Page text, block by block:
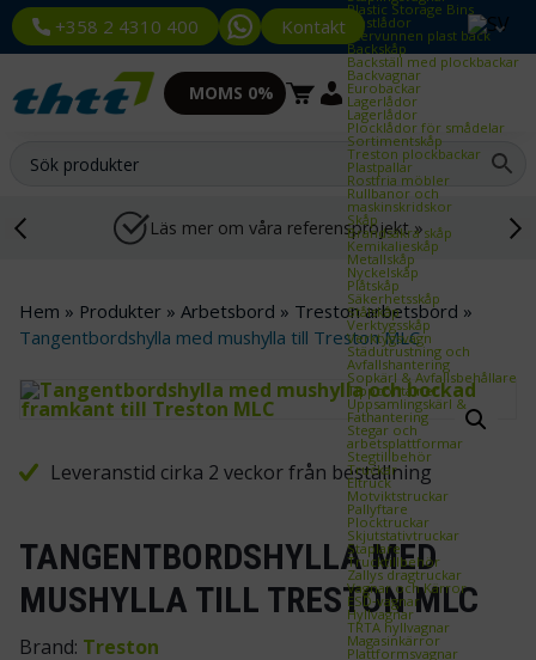
+358 2 4310 400 Kontakt
Plastic Storage Bins
Plastlådor
Återvunnen plast back
Backskåp
Backställ med plockbackar
Backvagnar
Eurobackar
Lagerlådor
Lagerlådor
Plocklådor för smådelar
Sortimentskåp
Treston plockbackar
Plastpallar
Rostfria möbler
Rullbanor och
maskinskridskor
Skåp
Brandsäkra skåp
Kemikalieskåp
Metallskåp
Nyckelskåp
Plåtskåp
Säkerhetsskåp
Stålskåp
Verktygsskåp
Verktygsvagn
Städutrustning och
Avfallshantering
Sopkärl & Avfallsbehållare
Tippcontainer
Uppsamlingskärl &
Fathantering
Stegar och
arbetsplattformar
Stegtillbehör
Truckar
Eltruck
Motviktstruckar
Pallyftare
Plocktruckar
Skjutstativtruckar
Staplare
Trucktillbehör
Zallys dragtruckar
Vagnar och Kärror
ESD‑vagnar
Hyllvagnar
TRTA hyllvagnar
Magasinkärror
Plattformsvagnar
MOMS 0%
Läs mer om våra referensprojekt »
Hem » Produkter » Arbetsbord » Treston arbetsbord »
Tangentbordshylla med mushylla till Treston MLC
Leveranstid cirka 2 veckor från beställning
TANGENTBORDSHYLLA MED
MUSHYLLA TILL TRESTON MLC
Brand: Treston